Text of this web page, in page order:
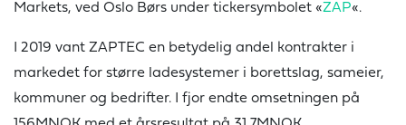
Markets, ved Oslo Børs under tickersymbolet «ZAP«.
I 2019 vant ZAPTEC en betydelig andel kontrakter i
markedet for større ladesystemer i borettslag, sameier,
kommuner og bedrifter. I fjor endte omsetningen på